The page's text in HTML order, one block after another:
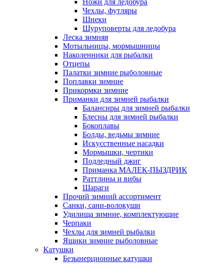
Ножи для ледобура
Чехлы, футляры
Шнеки
Шуруповерты для ледобура
Леска зимняя
Мотыльницы, мормышницы
Наколенники для рыбалки
Отцепы
Палатки зимние рыболовные
Поплавки зимние
Прикормки зимние
Приманки для зимней рыбалки
Балансиры для зимней рыбалки
Блесны для зимней рыбалки
Бокоплавы
Болды, ведьмы зимние
Искусственные насадки
Мормышки, чертики
Подледный джиг
Приманка МАЛЕК-ПЫЗДРИК
Раттлины и вибы
Шараги
Прочий зимний ассортимент
Санки, сани-волокуши
Удилища зимние, комплектующие
Черпаки
Чехлы для зимней рыбалки
Ящики зимние рыболовные
Катушки
Безынерционные катушки